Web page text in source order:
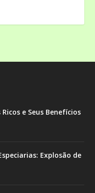
e Seus Benefícios
Explosão de